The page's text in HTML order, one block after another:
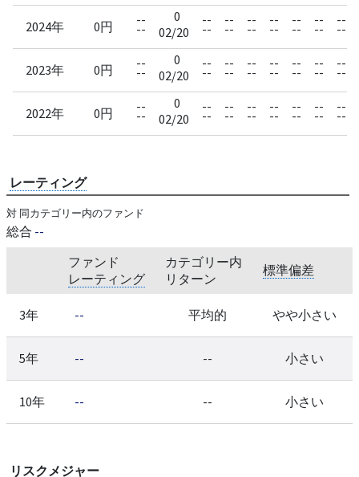
2024年 0円 --
--
0
02/20
--
--
--
--
--
--
--
--
--
--
--
--
--
--
2023年 0円 --
--
0
02/20
--
--
--
--
--
--
--
--
--
--
--
--
--
--
2022年 0円 --
--
0
02/20
--
--
--
--
--
--
--
--
--
--
--
--
--
--
レーティング
対 同カテゴリー内のファンド
総合 --
ファンド
レーティング
カテゴリー内
リターン
標準偏差
3年 -- 平均的 やや小さい
5年 -- -- 小さい
10年 -- -- 小さい
リスクメジャー